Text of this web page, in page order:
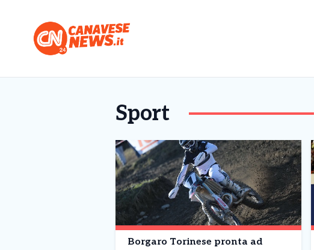
Sport
Borgaro Torinese pronta ad